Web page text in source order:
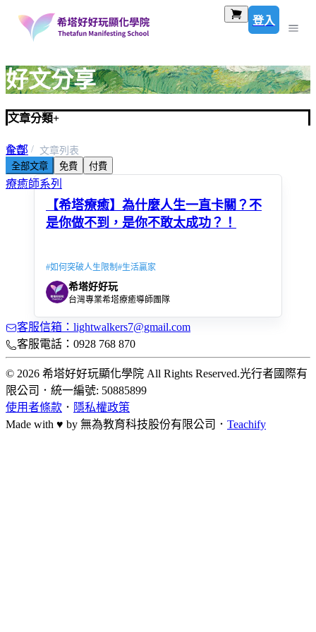
登入
好文分享
文章分類+
全部
希塔療癒系列
療癒師系列
首頁
文章列表
全部文章
免費 付費
【希塔療癒】為什麼人生一直卡關？不
是你做不到，是你不敢太成功？！
#如何突破人生限制 #生活贏家
希塔好好玩
台灣專業希塔療癒導師團隊
客服信箱：lightwalkers7@gmail.com
客服電話：0928 768 870
© 2026 希塔好好玩顯化學院 All Rights Reserved.光行者國際有
限公司 ． 統一編號: 50885899
使用者條款 ． 隱私權政策
Made with ♥ by 無為教育科技股份有限公司． Teachify